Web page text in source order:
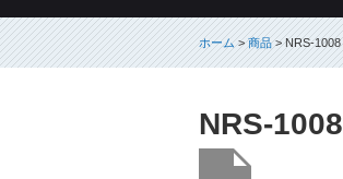
ホーム>商品> NRS-1008
NRS-1008